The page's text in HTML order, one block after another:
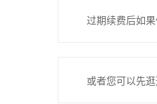
过期续费后如
或者您可以先